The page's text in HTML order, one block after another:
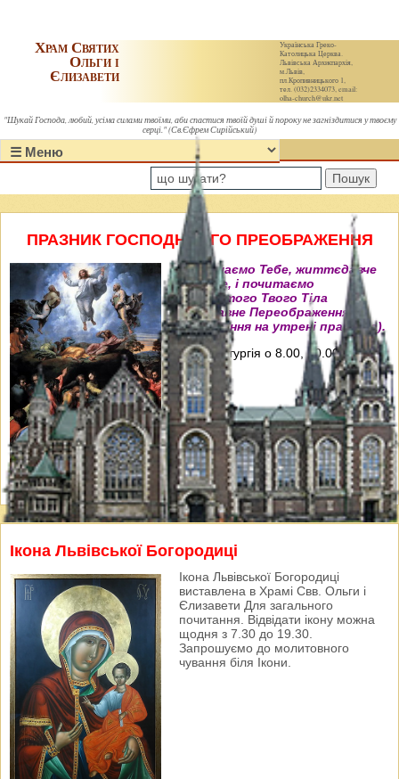
Українська Греко-
Католицька Церква.
Львівська Архиєпархія,
м.Львів,
пл.Кропивницького 1,
тел. (032)2334073, email:
olha-church@ukr.net
Храм Святих
Ольги і
Єлизавети
"Шукай Господа, любий, усіма силами твоїми, аби спастися твоїй душі й пороку не загніздитися у твоєму
серці." (Св.Єфрем Сирійський)
Пошук
ПРАЗНИК ГОСПОДНЬОГО ПРЕОБРАЖЕННЯ
"Величаємо Тебе, життєдавче
Христе, і почитаємо
пречистого Твого Тіла
преславне Переображення"
(Величання на утрені празника).
Свята Літургія о 8.00, 10.00, 12.00 і
18.00
Ікона Львівської Богородиці
Ікона Львівської Богородиці
виставлена в Храмі Свв. Ольги і
Єлизавети Для загального
почитання. Відвідати ікону можна
щодня з 7.30 до 19.30.
Запрошуємо до молитовного
чування біля Ікони.